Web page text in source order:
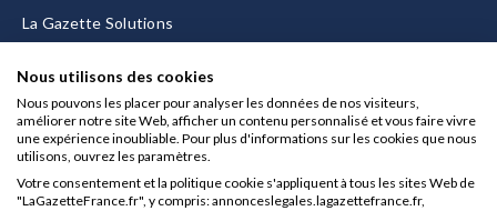
La Gazette Solutions
Mentions légales
CGU/CGV
Nous utilisons des cookies
Nous pouvons les placer pour analyser les données de nos visiteurs,
améliorer notre site Web, afficher un contenu personnalisé et vous faire vivre
une expérience inoubliable. Pour plus d'informations sur les cookies que nous
utilisons, ouvrez les paramètres.
Votre consentement et la politique cookie s'appliquent à tous les sites Web de
"LaGazetteFrance.fr", y compris: annonceslegales.lagazettefrance.fr,